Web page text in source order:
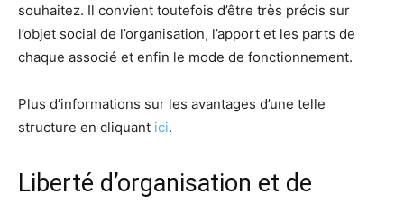
souhaitez. Il convient toutefois d’être très précis sur
l’objet social de l’organisation, l’apport et les parts de
chaque associé et enfin le mode de fonctionnement.
Plus d’informations sur les avantages d’une telle
structure en cliquant ici.
Liberté d’organisation et de